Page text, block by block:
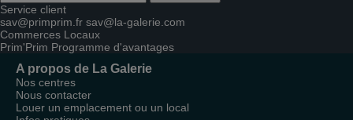
Service client
sav@primprim.fr sav@la-galerie.com
Commerces Locaux
Prim'Prim Programme d'avantages
A propos de La Galerie
Nos centres
Nous contacter
Louer un emplacement ou un local